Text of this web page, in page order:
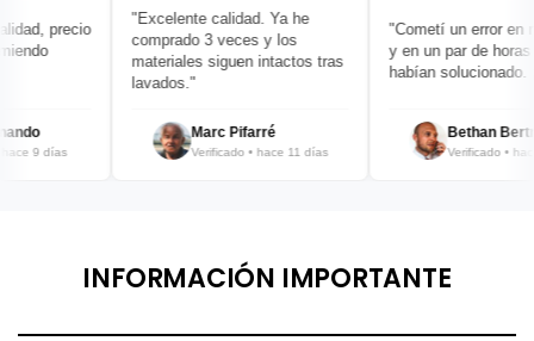
precio
9 días
"Excelente calidad. Ya he
comprado 3 veces y los
materiales siguen intactos tras
lavados."
Marc Pifarré
Verificado • hace 11 días
"Cometí un error en mi
y en un par de horas
habían solucionado.
Bethan
Verificado • hace
INFORMACIÓN IMPORTANTE